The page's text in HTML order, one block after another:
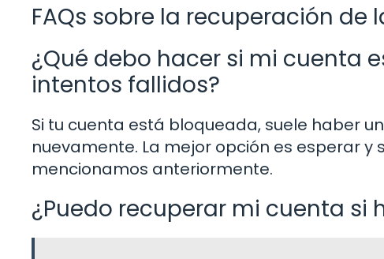
FAQs sobre la recuperación de
¿Qué debo hacer si mi cuenta
intentos fallidos?
Si tu cuenta está bloqueada, suele haber
nuevamente. La mejor opción es esperar
mencionamos anteriormente.
¿Puedo recuperar mi cuenta si